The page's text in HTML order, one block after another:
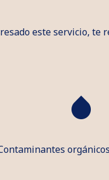
este servicio, te